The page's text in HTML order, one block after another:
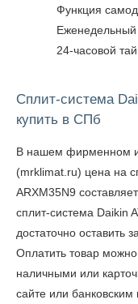
Функция
24-часовой
Сплит-система
купить в СПб
В нашем фирменном
(mrklimat.ru) цена на
ARXM35N9
сплит-система Daikin
достаточно оставить
Оплатить товар
наличными или
сайте или банковским